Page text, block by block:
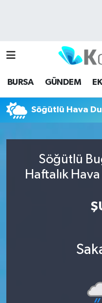
BURSA GÜNDEM
Söğütlü Hava
Söğütlü
Haftalık
Bursa Hava
Bursa Namaz
Bursa Trafik
Tüm Manşetler